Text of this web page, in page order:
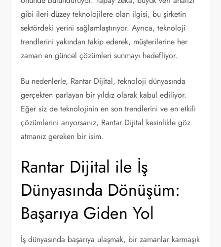
gibi ileri düzey teknolojilere olan ilgisi, bu şirketin
sektördeki yerini sağlamlaştırıyor. Ayrıca, teknoloji
trendlerini yakından takip ederek, müşterilerine her
zaman en güncel çözümleri sunmayı hedefliyor.
Bu nedenlerle, Rantar Dijital, teknoloji dünyasında
gerçekten parlayan bir yıldız olarak kabul ediliyor.
Eğer siz de teknolojinin en son trendlerini ve en etkili
çözümlerini arıyorsanız, Rantar Dijital kesinlikle göz
atmanız gereken bir isim.
Rantar Dijital ile İş
Dünyasında Dönüşüm:
Başarıya Giden Yol
İş dünyasında başarıya ulaşmak, bir zamanlar karmaşık